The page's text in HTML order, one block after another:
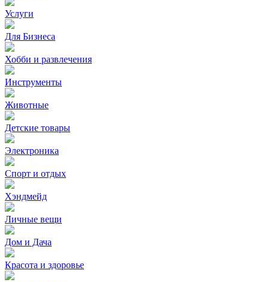
Услуги
Для Бизнеса
Хобби и развлечения
Инструменты
Животные
Детские товары
Электроника
Спорт и отдых
Хэндмейд
Личные вещи
Дом и Дача
Красота и здоровье